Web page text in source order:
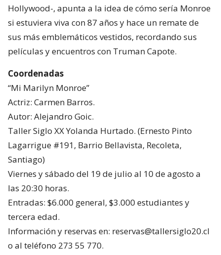
Hollywood-, apunta a la idea de cómo sería Monroe
si estuviera viva con 87 años y hace un remate de
sus más emblemáticos vestidos, recordando sus
películas y encuentros con Truman Capote.
Coordenadas
“Mi Marilyn Monroe”
Actriz: Carmen Barros.
Autor: Alejandro Goic.
Taller Siglo XX Yolanda Hurtado. (Ernesto Pinto
Lagarrigue #191, Barrio Bellavista, Recoleta,
Santiago)
Viernes y sábado del 19 de julio al 10 de agosto a
las 20:30 horas.
Entradas: $6.000 general, $3.000 estudiantes y
tercera edad.
Información y reservas en: reservas@tallersiglo20.cl
o al teléfono 273 55 770.